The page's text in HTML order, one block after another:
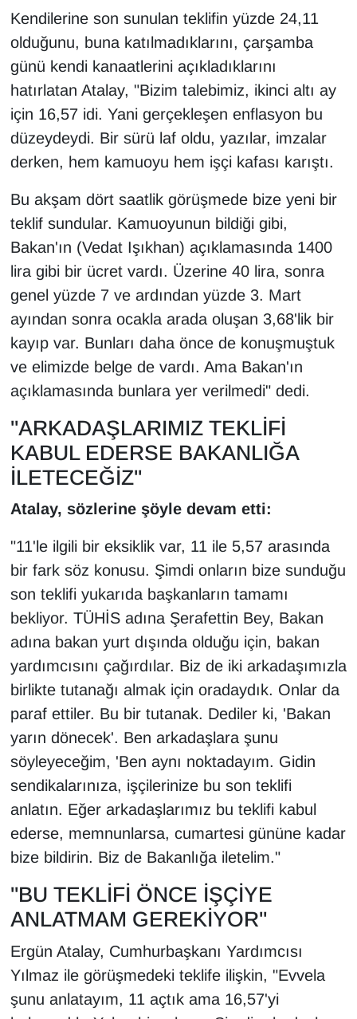
Kendilerine son sunulan teklifin yüzde 24,11
olduğunu, buna katılmadıklarını, çarşamba
günü kendi kanaatlerini açıkladıklarını
hatırlatan Atalay, "Bizim talebimiz, ikinci altı ay
için 16,57 idi. Yani gerçekleşen enflasyon bu
düzeydeydi. Bir sürü laf oldu, yazılar, imzalar
derken, hem kamuoyu hem işçi kafası karıştı.
Bu akşam dört saatlik görüşmede bize yeni bir
teklif sundular. Kamuoyunun bildiği gibi,
Bakan'ın (Vedat Işıkhan) açıklamasında 1400
lira gibi bir ücret vardı. Üzerine 40 lira, sonra
genel yüzde 7 ve ardından yüzde 3. Mart
ayından sonra ocakla arada oluşan 3,68'lik bir
kayıp var. Bunları daha önce de konuşmuştuk
ve elimizde belge de vardı. Ama Bakan'ın
açıklamasında bunlara yer verilmedi" dedi.
"ARKADAŞLARIMIZ TEKLİFİ
KABUL EDERSE BAKANLIĞA
İLETECEĞİZ"
Atalay, sözlerine şöyle devam etti:
"11'le ilgili bir eksiklik var, 11 ile 5,57 arasında
bir fark söz konusu. Şimdi onların bize sunduğu
son teklifi yukarıda başkanların tamamı
bekliyor. TÜHİS adına Şerafettin Bey, Bakan
adına bakan yurt dışında olduğu için, bakan
yardımcısını çağırdılar. Biz de iki arkadaşımızla
birlikte tutanağı almak için oradaydık. Onlar da
paraf ettiler. Bu bir tutanak. Dediler ki, 'Bakan
yarın dönecek'. Ben arkadaşlara şunu
söyleyeceğim, 'Ben aynı noktadayım. Gidin
sendikalarınıza, işçilerinize bu son teklifi
anlatın. Eğer arkadaşlarımız bu teklifi kabul
ederse, memnunlarsa, cumartesi gününe kadar
bize bildirin. Biz de Bakanlığa iletelim."
"BU TEKLİFİ ÖNCE İŞÇİYE
ANLATMAM GEREKİYOR"
Ergün Atalay, Cumhurbaşkanı Yardımcısı
Yılmaz ile görüşmedeki teklife ilişkin, "Evvela
şunu anlatayım, 11 açtık ama 16,57'yi
SPOR
TEBRİK
TEKNOLOJİ
Turizm
VAN'DA SPOR
Vasıta
YAŞAM
YEREL